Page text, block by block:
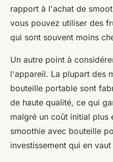
rapport à l'achat de
vous pouvez utiliser des
qui sont souvent moins
Un autre point à
l'appareil. La plupart des
bouteille portable sont
de haute qualité, ce qui
malgré un coût initial plus
smoothie avec bouteille
investissement qui en